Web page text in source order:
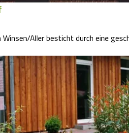
Aller besticht durch eine